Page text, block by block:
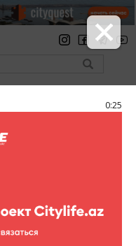
0:24
Citylife Magazine